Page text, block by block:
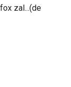
zal...(de